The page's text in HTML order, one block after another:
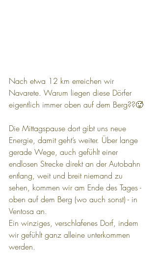
Nach etwa 12 km erreichen wir
Navarete. Warum liegen diese Dörfer
eigentlich immer oben auf dem Berg??🥵
Die Mittagspause dort gibt uns neue
Energie, damit geht’s weiter. Über lange
gerade Wege, auch gefühlt einer
endlosen Strecke direkt an der Autobahn
entlang, weit und breit niemand zu
sehen, kommen wir am Ende des Tages -
oben auf dem Berg (wo auch sonst) - in
Ventosa an.
Ein winziges, verschlafenes Dorf, indem
wir gefühlt ganz alleine unterkommen
werden.